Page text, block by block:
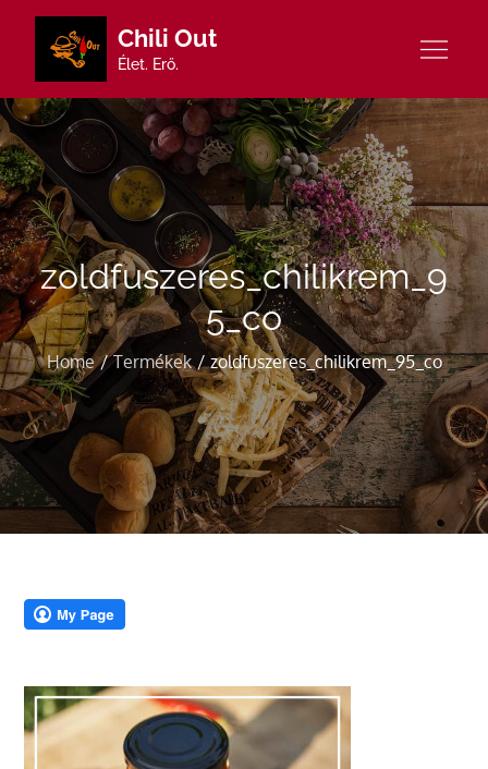
Chili Out
Élet. Erő.
zoldfuszeres_chilikrem_9
5_co
Home Termékek zoldfuszeres_chilikrem_95_co